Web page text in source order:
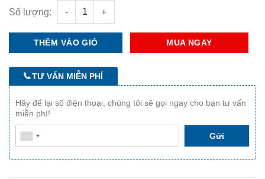
Số lượng:
Hàu Đá Phú Quý số lượng
THÊM VÀO GIỎ MUA NGAY
TƯ VẤN MIỄN PHÍ
Hãy để lại số điện thoại, chúng tôi sẽ gọi ngay cho bạn tư vấn
miễn phí!
Gửi
Sản phẩm*